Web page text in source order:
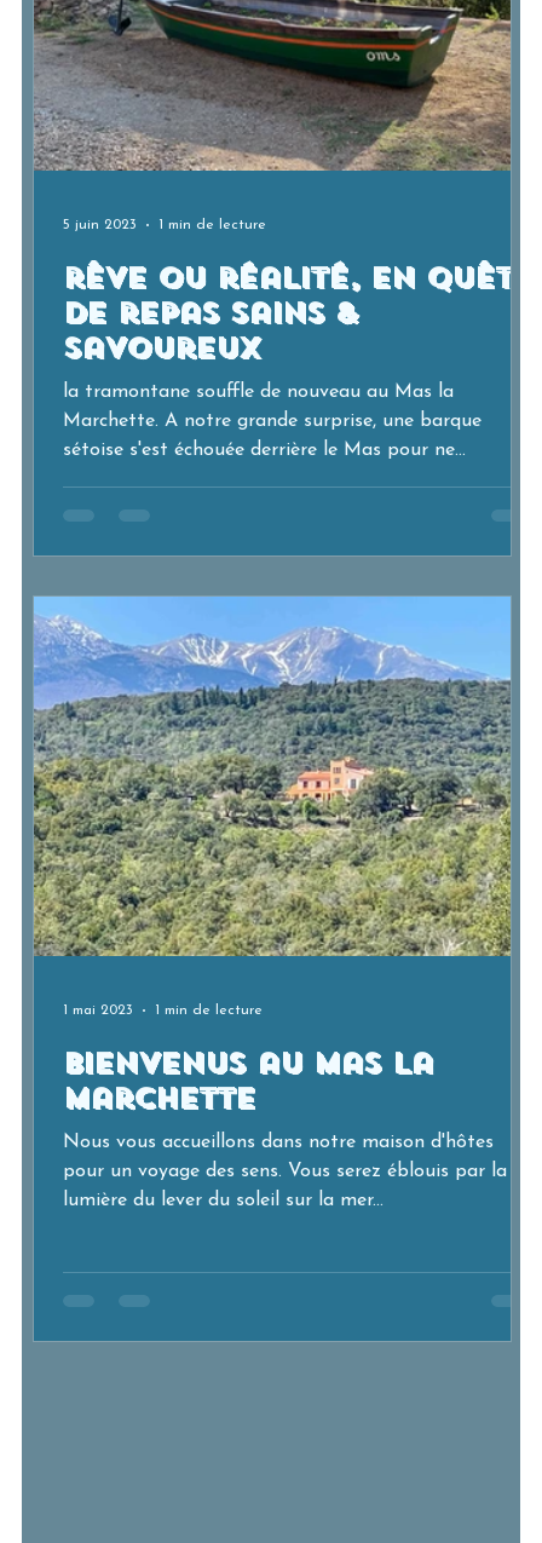
rêve ou réalité, en quête
de repas sains &
savoureux
la tramontane souffle de nouveau au Mas la
Marchette. A notre grande surprise, une barque
sétoise s'est échouée derrière le Mas pour ne...
5 juin 2023 1 min de lecture
bienvenus au mas la
Marchette
Nous vous accueillons dans notre maison d'hôtes
pour un voyage des sens. Vous serez éblouis par la
lumière du lever du soleil sur la mer...
1 mai 2023 1 min de lecture